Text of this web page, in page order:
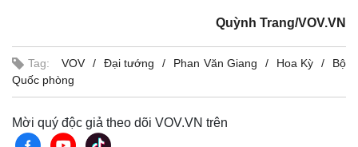
Tiêu dùng
Tỷ giá
Chứng khoán
Quỳnh Trang/VOV.VN
Tag: VOV Đại tướng Phan Văn Giang Hoa Kỳ
Bộ
Quốc phòng
Mời quý độc giả theo dõi VOV.VN trên